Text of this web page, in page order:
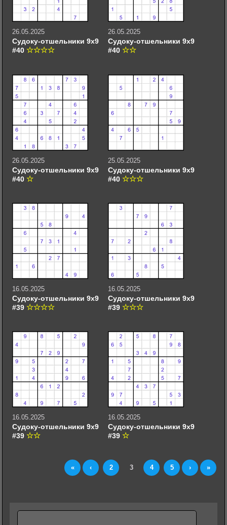
26.05.2025
Судоку-отшельники 9х9
#40
26.05.2025
Судоку-отшельники 9х9
#40
26.05.2025
Судоку-отшельники 9х9
#40
25.05.2025
Судоку-отшельники 9х9
#40
16.05.2025
Судоку-отшельники 9х9
#39
16.05.2025
Судоку-отшельники 9х9
#39
16.05.2025
Судоку-отшельники 9х9
#39
16.05.2025
Судоку-отшельники 9х9
#39
« ‹ 2 3 4 5 › »